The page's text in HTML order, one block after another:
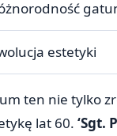
estetyki
ten nie tylko
lat 60. ‘Sgt.